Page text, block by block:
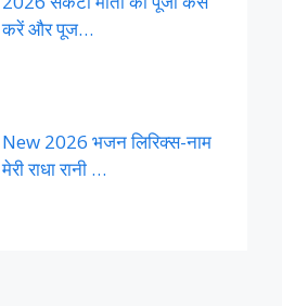
करें और पूज…
New 2026 भजन लिरिक्स-नाम
मेरी राधा रानी …